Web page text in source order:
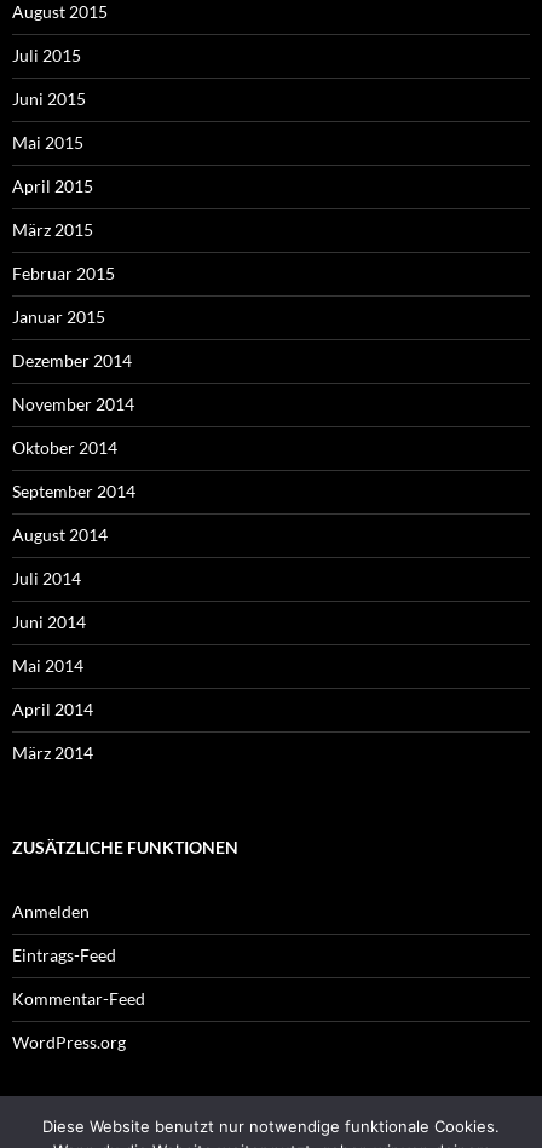
August 2015
Juli 2015
Juni 2015
Mai 2015
April 2015
März 2015
Februar 2015
Januar 2015
Dezember 2014
November 2014
Oktober 2014
September 2014
August 2014
Juli 2014
Juni 2014
Mai 2014
April 2014
März 2014
ZUSÄTZLICHE FUNKTIONEN
Anmelden
Eintrags-Feed
Kommentar-Feed
WordPress.org
Impressum
Diese Website benutzt nur notwendige funktionale Cookies.